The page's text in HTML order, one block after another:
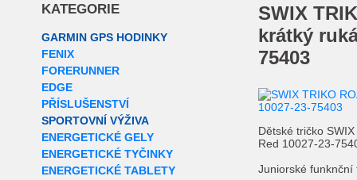
KATEGORIE
GARMIN GPS HODINKY
FENIX
FORERUNNER
EDGE
PŘÍSLUŠENSTVÍ
SPORTOVNÍ VÝŽIVA
ENERGETICKÉ GELY
ENERGETICKÉ TYČINKY
ENERGETICKÉ TABLETY
SWIX
krátký
75403
Dětské tričko
Red 10027-23-
Juniorské funknční